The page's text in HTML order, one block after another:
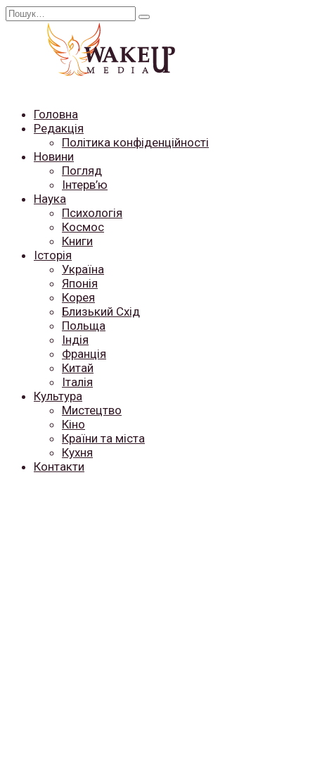
Перейти
Search
Головна
Редакція
Політика конфіденційності
Новини
Погляд
Інтерв’ю
Наука
Психологія
Космос
Книги
Історія
Україна
Японія
Корея
Близький Схід
Польща
Індія
Франція
Китай
Італія
Культура
Мистецтво
Кіно
Країни та міста
Кухня
Контакти